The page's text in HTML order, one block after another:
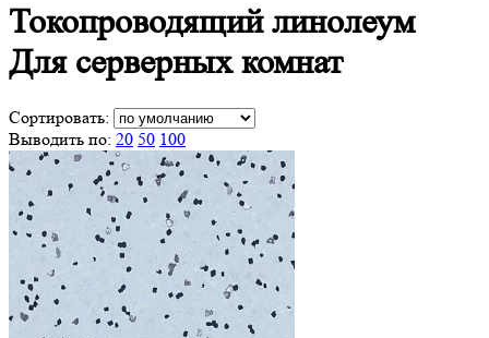
Токопроводящий линолеум
Для серверных комнат
Сортировать:
Выводить по: 20 50 100